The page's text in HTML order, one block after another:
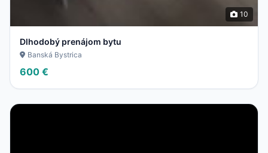
10
Dlhodobý prenájom bytu
Banská Bystrica
600 €